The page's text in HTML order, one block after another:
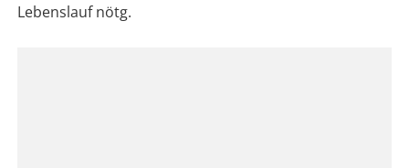
Lebenslauf nötg.